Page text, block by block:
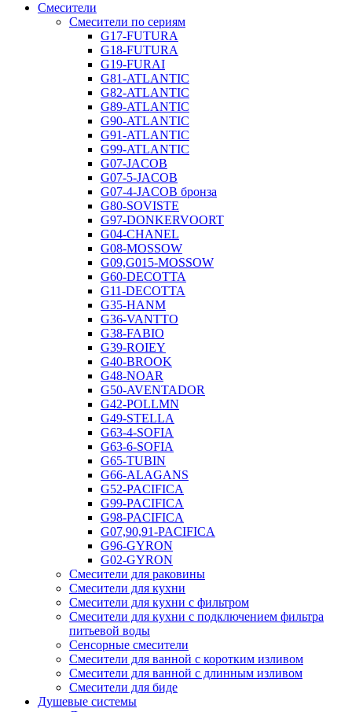
Смесители
Смесители по сериям
G17-FUTURA
G18-FUTURA
G19-FURAI
G81-ATLANTIC
G82-ATLANTIC
G89-ATLANTIC
G90-ATLANTIC
G91-ATLANTIC
G99-ATLANTIC
G07-JACOB
G07-5-JACOB
G07-4-JACOB бронза
G80-SOVISTE
G97-DONKERVOORT
G04-CHANEL
G08-MOSSOW
G09,G015-MOSSOW
G60-DECOTTA
G11-DECOTTA
G35-HANM
G36-VANTTO
G38-FABIO
G39-ROIEY
G40-BROOK
G48-NOAR
G50-AVENTADOR
G42-POLLMN
G49-STELLA
G63-4-SOFIA
G63-6-SOFIA
G65-TUBIN
G66-ALAGANS
G52-PACIFICA
G99-PACIFICA
G98-PACIFICA
G07,90,91-PACIFICA
G96-GYRON
G02-GYRON
Смесители для раковины
Смесители для кухни
Смесители для кухни с фильтром
Смесители для кухни с подключением фильтра
питьевой воды
Сенсорные смесители
Смесители для ванной с коротким изливом
Смесители для ванной с длинным изливом
Смесители для биде
Душевые системы